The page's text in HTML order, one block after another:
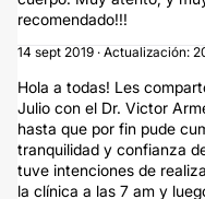
recomendado!!!
14 sept 2019 · Actualización:
Hola a todas! Les
Julio con el Dr. Victor
hasta que por fin pude
tranquilidad y confianza
tuve intenciones de
la clínica a las 7 am y